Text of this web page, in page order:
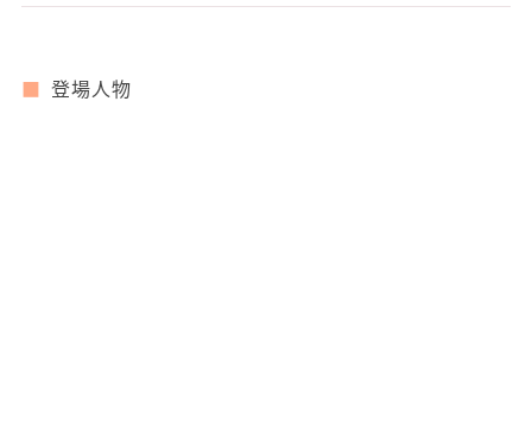
登場人物